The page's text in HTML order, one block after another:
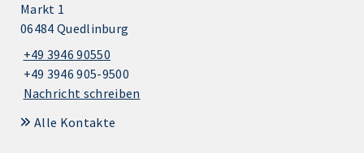
Markt 1
06484 Quedlinburg
+49 3946 90550
+49 3946 905-9500
Nachricht schreiben
Alle Kontakte